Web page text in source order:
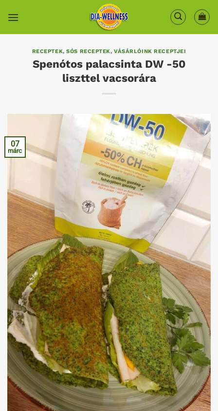
RECEPTEK,SÓS RECEPTEK,VÁSÁRLÓINK RECEPTJEI
Spenótos palacsinta DW -50
liszttel vacsorára
07
márc